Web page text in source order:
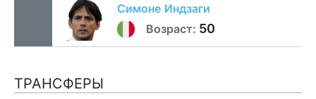
Симоне Индзаги
Возраст: 50
ТРАНСФЕРЫ